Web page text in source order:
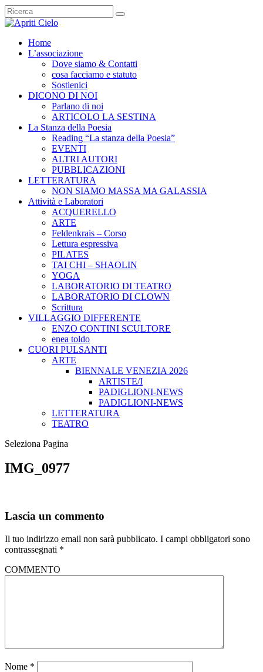
Home
L’associazione
Dove siamo & Contatti
cosa facciamo e statuto
Sostienici
DICONO DI NOI
Parlano di noi
ARTICOLO LA SESTINA
La Stanza della Poesia
Reading “La stanza della Poesia”
EVENTI
ALTRI AUTORI
PUBBLICAZIONI
LETTERATURA
NON SIAMO MASSA MA GALASSIA
Attività e Laboratori
ACQUERELLO
ARTE
Feldenkrais – Corso
Lettura espressiva
PILATES
TAI CHI – SHAOLIN
YOGA
LABORATORIO DI TEATRO
LABORATORIO DI CLOWN
Scrittura
VILLAGGIO DIFFERENTE
ENZO CONTINI SCULTORE
enea toldo
CUORI PULSANTI
ARTE
BIENNALE VENEZIA 2026
ARTISTE/I
PADIGLIONI-NEWS
PADIGLIONI-NEWS
LETTERATURA
TEATRO
Seleziona Pagina
IMG_0977
Lascia un commento
Il tuo indirizzo email non sarà pubblicato. I campi obbligatori sono
contrassegnati *
COMMENTO
Nome *